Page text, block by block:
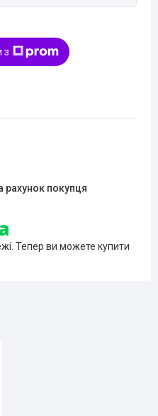
з
рахунок покупця
Тепер ви можете купити